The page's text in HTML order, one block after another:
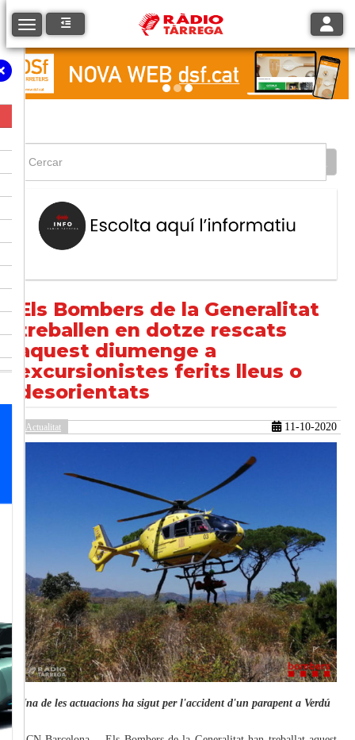
Toggle navigation
Els Bombers de la Generalitat
treballen en dotze rescats
aquest diumenge a
excursionistes ferits lleus o
desorientats
Actualitat 11-10-2020
Una de les actuacions ha sigut per l'accident d'un parapent a Verdú